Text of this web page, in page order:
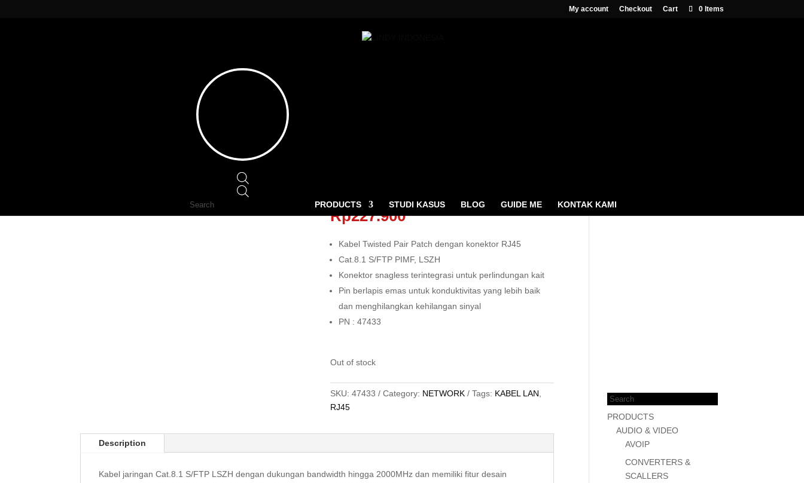
My account Checkout Cart 0 Items
search
PRODUCTS STUDI KASUS BLOG GUIDE ME KONTAK KAMI
/ Kabel RJ45 CAT 8.1 S/FTP LSZH, Grey 1.5M
Rp227.900
Kabel Twisted Pair Patch dengan konektor RJ45
Cat.8.1 S/FTP PIMF, LSZH
Konektor snagless terintegrasi untuk perlindungan kait
Pin berlapis emas untuk konduktivitas yang lebih baik
dan menghilangkan kehilangan sinyal
PN : 47433
Out of stock
SKU: 47433 Category: NETWORK Tags: KABEL LAN
RJ45
Description
Kabel jaringan Cat.8.1 S/FTP LSZH dengan dukungan bandwidth hingga 2000MHz dan memiliki fitur desain
Cart
search
PRODUCTS
AUDIO & VIDEO
AVOIP
CONVERTERS &
SCALLERS